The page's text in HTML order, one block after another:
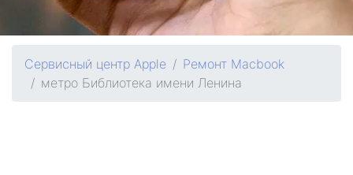
Сервисный центр Apple
Ремонт Macbook
метро Библиотека имени Ленина